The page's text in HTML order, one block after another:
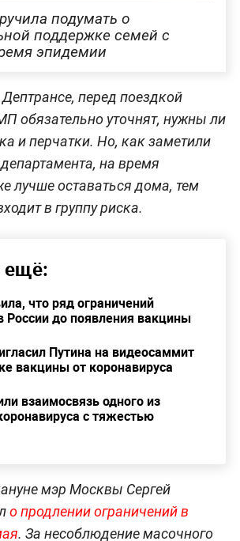
подумать о
поддержке семей с
эпидемии
перед поездкой
обязательно уточнят, нужны ли
и перчатки. Но, как заметили
на время
лучше оставаться дома, тем
в группу риска.
ещё:
что ряд ограничений
России до появления вакцины
Путина на видеосаммит
вакцины от коронавируса
взаимосвязь одного из
с тяжестью
мэр Москвы Сергей
о продлении ограничений в
. За несоблюдение масочного